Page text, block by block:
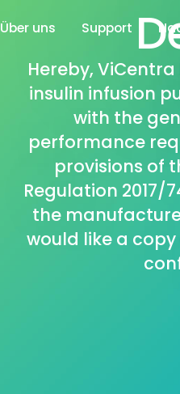
Über uns Support
Hereby,
insulin infusion
with the
performance
provisions of
Regulation 2017/
the
would like a